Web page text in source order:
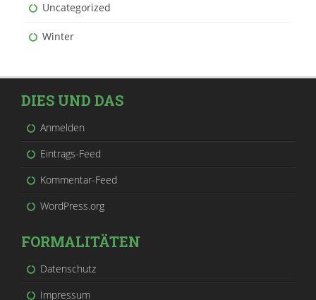
Uncategorized
Winter
DIES UND DAS
Anmelden
Eintrags-Feed
Kommentar-Feed
WordPress.org
FORMALITÄTEN
Datenschutz
Impressum